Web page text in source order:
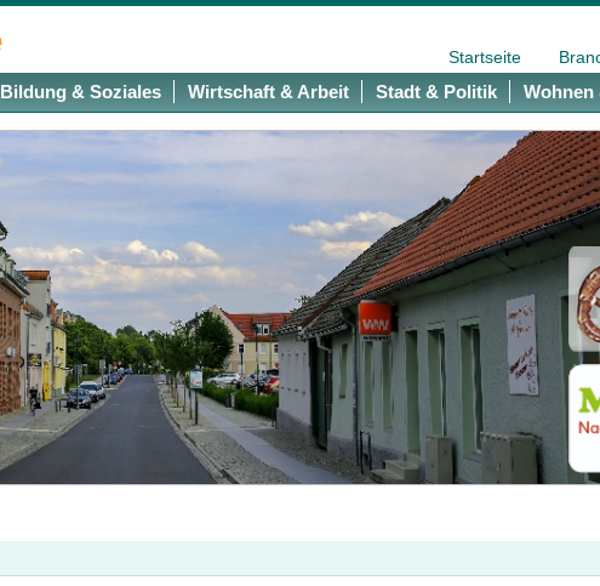
Startseite
Bildung & Soziales Wirtschaft & Arbeit Stadt & Politik Wohnen